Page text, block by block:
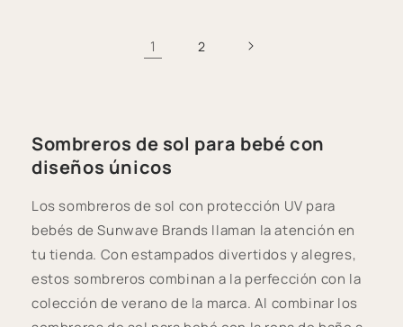
1 2
Sombreros de sol para bebé con
diseños únicos
Los sombreros de sol con protección UV para
bebés de Sunwave Brands llaman la atención en
tu tienda. Con estampados divertidos y alegres,
estos sombreros combinan a la perfección con la
colección de verano de la marca. Al combinar los